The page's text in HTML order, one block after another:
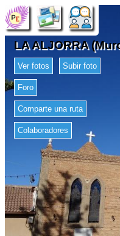
LA ALJORRA
Ver fotos Subir foto
Foro
Comparte una ruta
Colaboradores